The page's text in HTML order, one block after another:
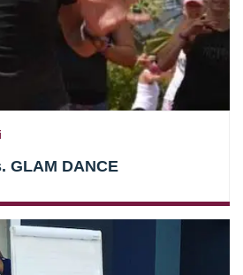
GLAM DANCE